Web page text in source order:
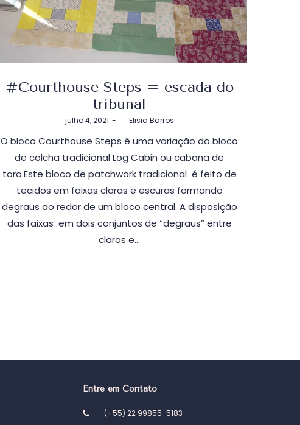
#Courthouse Steps = escada do
tribunal
Postado
julho 4, 2021 byElisia Barros
O bloco Courthouse Steps é uma variação do bloco
de colcha tradicional Log Cabin ou cabana de
tora.Este bloco de patchwork tradicional é feito de
tecidos em faixas claras e escuras formando
degraus ao redor de um bloco central. A disposição
das faixas em dois conjuntos de “degraus” entre
claros e…
Entre em Contato
(+55) 22 99855-5183